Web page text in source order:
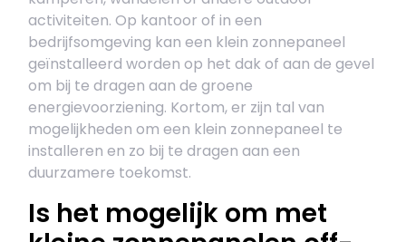
activiteiten. Op kantoor of in een
bedrijfsomgeving kan een klein zonnepaneel
geïnstalleerd worden op het dak of aan de gevel
om bij te dragen aan de groene
energievoorziening. Kortom, er zijn tal van
mogelijkheden om een klein zonnepaneel te
installeren en zo bij te dragen aan een
duurzamere toekomst.
Is het mogelijk om met